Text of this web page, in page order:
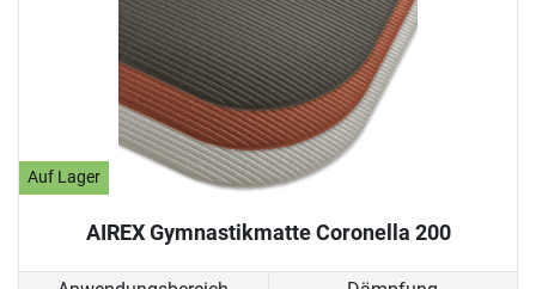
Auf Lager
AIREX Gymnastikmatte Coronella 200